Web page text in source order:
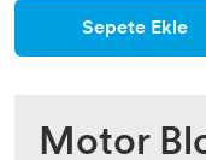
Sepete Ekle
Motor